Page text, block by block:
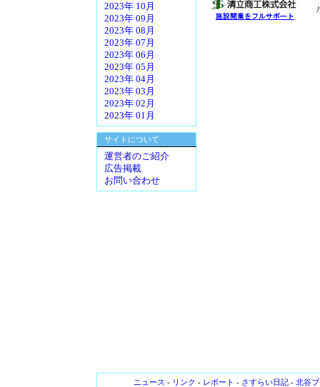
2023年 10月
2023年 09月
2023年 08月
2023年 07月
2023年 06月
2023年 05月
2023年 04月
2023年 03月
2023年 02月
2023年 01月
サイトについて
運営者のご紹介
広告掲載
お問い合わせ
ニュース - リンク - レポート - さすらい日記- 北谷